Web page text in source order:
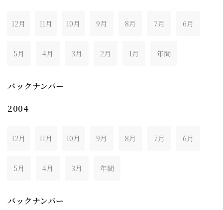
12月 11月 10月 9月 8月 7月 6月
5月 4月 3月 2月 1月 年間
バックナンバー
2004
12月 11月 10月 9月 8月 7月 6月
5月 4月 3月 年間
バックナンバー